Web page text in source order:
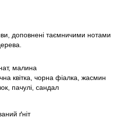
доповнені таємничими нотами
малина
квітка, чорна фіалка, жасмин
пачулі, сандал
ґніт